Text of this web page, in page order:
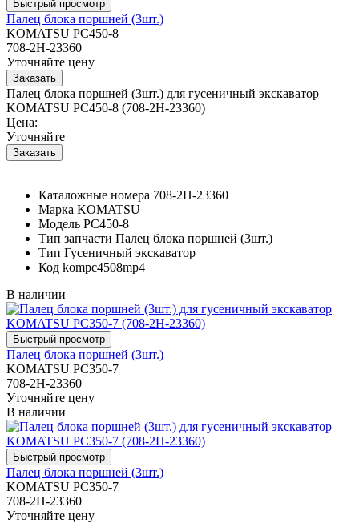
Палец блока поршней (3шт.)
KOMATSU PC450-8
708-2H-23360
Уточняйте цену
Палец блока поршней (3шт.) для гусеничный экскаватор
KOMATSU PC450-8 (708-2H-23360)
Цена:
Уточняйте
Каталожные номера 708-2H-23360
Марка KOMATSU
Модель PC450-8
Тип запчасти Палец блока поршней (3шт.)
Тип Гусеничный экскаватор
Код kompc4508mp4
В наличии
Палец блока поршней (3шт.)
KOMATSU PC350-7
708-2H-23360
Уточняйте цену
В наличии
Палец блока поршней (3шт.)
KOMATSU PC350-7
708-2H-23360
Уточняйте цену